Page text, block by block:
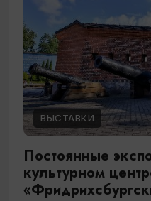
ВЫСТАВКИ
Постоянные
культурном